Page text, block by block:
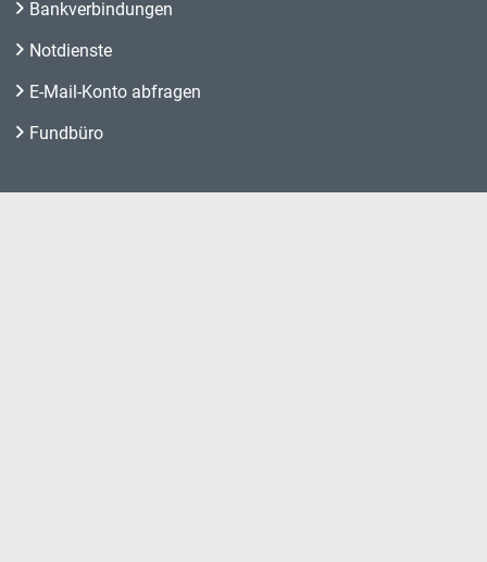
Bankverbindungen
Notdienste
E-Mail-Konto abfragen
Fundbüro